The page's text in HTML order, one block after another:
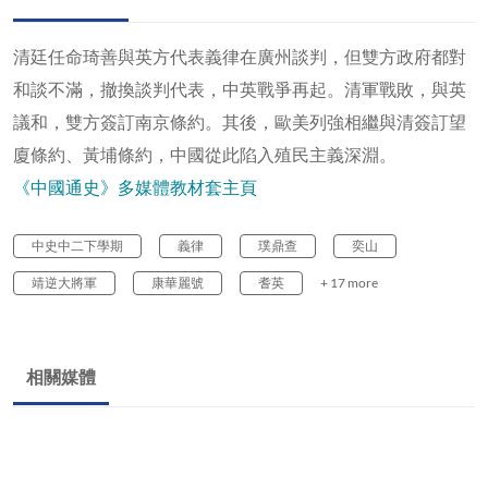
清廷任命琦善與英方代表義律在廣州談判，但雙方政府都對
和談不滿，撤換談判代表，中英戰爭再起。清軍戰敗，與英
議和，雙方簽訂南京條約。其後，歐美列強相繼與清簽訂望
廈條約、黃埔條約，中國從此陷入殖民主義深淵。
《中國通史》多媒體教材套主頁
中史中二下學期 義律 璞鼎查 奕山
靖逆大將軍 康華麗號 耆英 + 17 more
相關媒體